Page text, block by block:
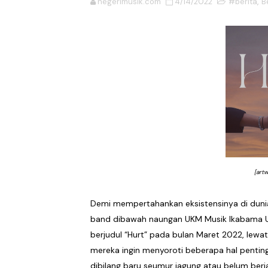
DESERVE Lepaskan
Bunuhdiri Perkenalkan
Sindikat Sisa Semalam
Given Rayakan Rasa
Kentara Lanjutkan
The Joo’s Sajikan Kritik
Hallimun Menyeruak dari
Prass Menutup Empat
Nood Kink Keluar dari
Porosatas Ajak Yuke
Demi mempertahankan eksistensinya di
band dibawah naungan UKM Musik
berjudul “Hurt” pada bulan Maret 2022,
mereka ingin menyoroti beberapa hal
dibilang baru seumur jagung atau belum